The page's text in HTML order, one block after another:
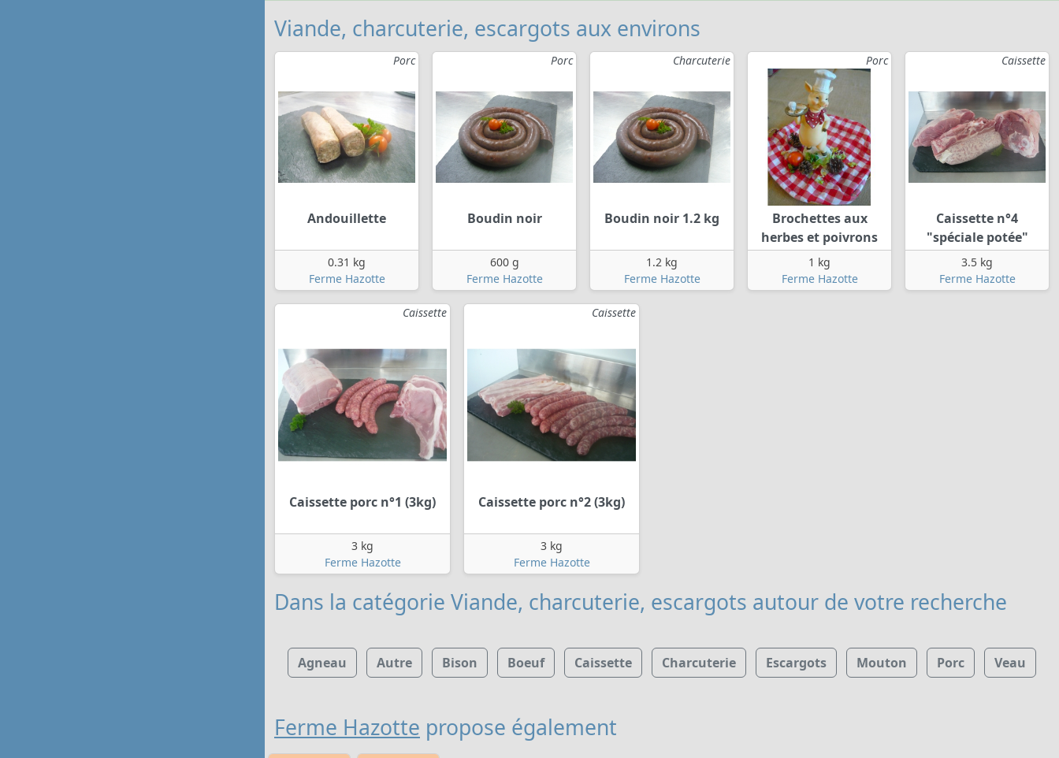
Viande, charcuterie, escargots aux environs
Porc
Andouillette
0.31 kg
Ferme Hazotte
Porc
Boudin noir
600 g
Ferme Hazotte
Charcuterie
Boudin noir 1.2 kg
1.2 kg
Ferme Hazotte
Porc
Brochettes aux
herbes et poivrons
1 kg
Ferme Hazotte
Caissette
Caissette n°4
"spéciale potée"
3.5 kg
Ferme Hazotte
Caissette
Caissette porc n°1 (3kg)
3 kg
Ferme Hazotte
Caissette
Caissette porc n°2 (3kg)
3 kg
Ferme Hazotte
Dans la catégorie Viande, charcuterie, escargots autour de votre recherche
Agneau Autre Bison Boeuf Caissette Charcuterie Escargots Mouton Porc Veau
Ferme Hazotte propose également